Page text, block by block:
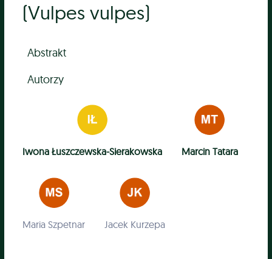
(Vulpes vulpes)
Abstrakt
Autorzy
Iwona Łuszczewska-Sierakowska Marcin Tatara
Maria Szpetnar Jacek Kurzepa